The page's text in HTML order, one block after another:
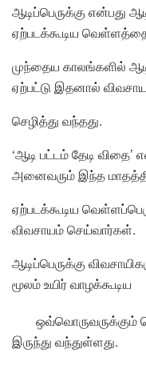
ஆடிப்பெருக்கு என்பது
ஏற்படக்கூடிய வெள்ளத்தை
முந்தைய காலங்களில்
ஏற்பட்டு இதனால்
செழித்து வந்தது.
‘ஆடி பட்டம் தேடி
அனைவரும் இந்த
ஏற்படக்கூடிய
விவசாயம் செய்வார்கள்.
ஆடிப்பெருக்கு
மூலம் உயிர் வாழக்கூடிய
ஒவ்வொருவருக்கும்
இருந்து வந்துள்ளது.